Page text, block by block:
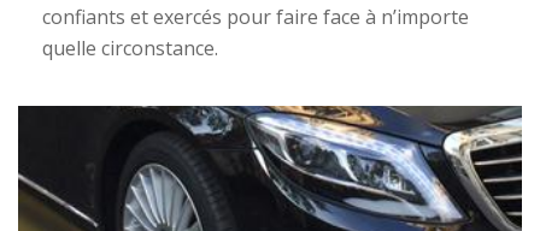
confiants et exercés pour faire face à n’importe
quelle circonstance.